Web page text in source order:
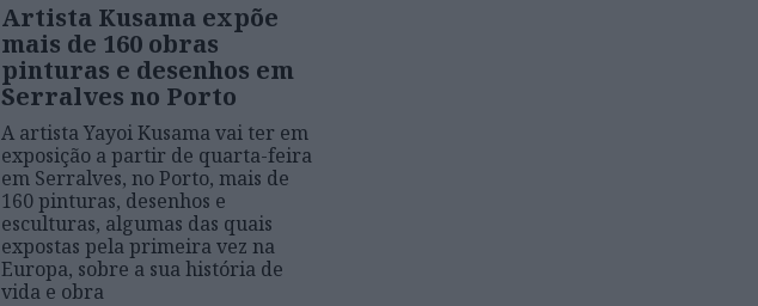
Artista Kusama expõe
mais de 160 obras
pinturas e desenhos em
Serralves no Porto
A artista Yayoi Kusama vai ter em
exposição a partir de quarta-feira
em Serralves, no Porto, mais de
160 pinturas, desenhos e
esculturas, algumas das quais
expostas pela primeira vez na
Europa, sobre a sua história de
vida e obra